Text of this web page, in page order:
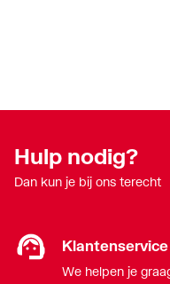
Hulp nodig?
Dan kun je bij ons terecht
Klantenservice
We helpen je